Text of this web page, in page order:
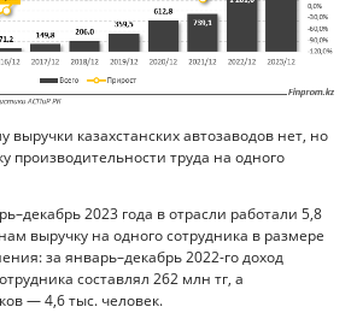
казахстанских автозаводов нет, но
производительности труда на одного
2023 года в отрасли работали 5,8
выручку на одного сотрудника в размере
за январь–декабрь 2022-го доход
составлял 262 млн тг, а
— 4,6 тыс. человек.